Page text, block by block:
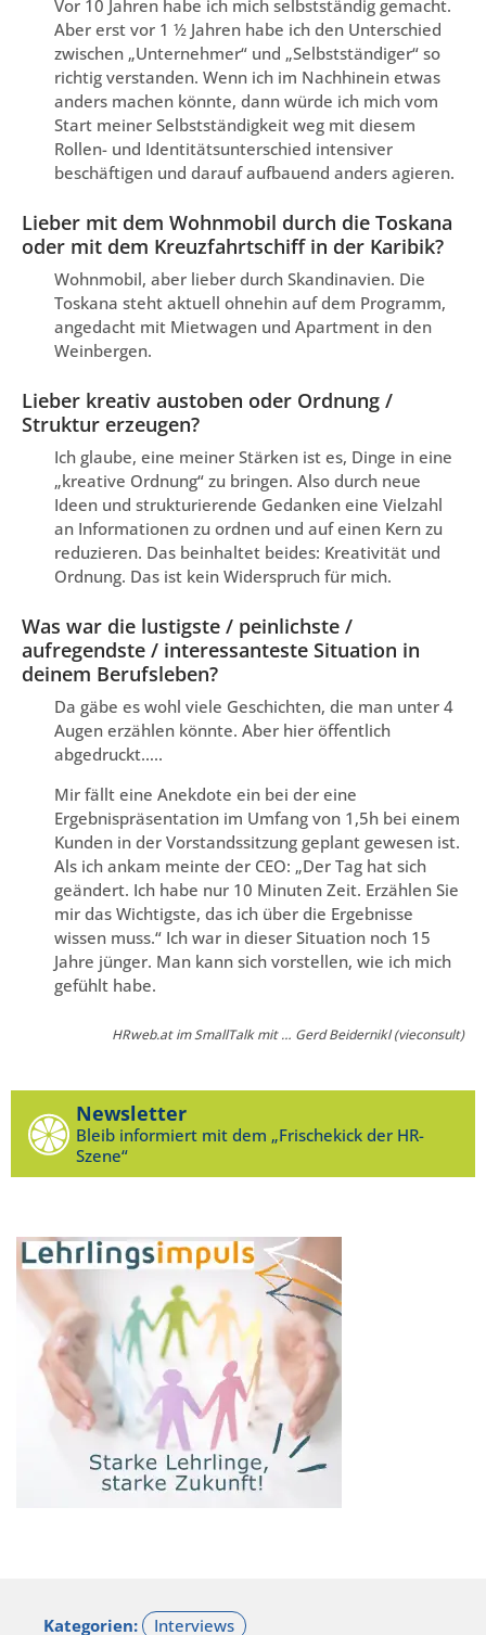
Vor 10 Jahren habe ich mich selbstständig gemacht.
Aber erst vor 1 ½ Jahren habe ich den Unterschied
zwischen „Unternehmer“ und „Selbstständiger“ so
richtig verstanden. Wenn ich im Nachhinein etwas
anders machen könnte, dann würde ich mich vom
Start meiner Selbstständigkeit weg mit diesem
Rollen- und Identitätsunterschied intensiver
beschäftigen und darauf aufbauend anders agieren.
Lieber mit dem Wohnmobil durch die Toskana
oder mit dem Kreuzfahrtschiff in der Karibik?
Wohnmobil, aber lieber durch Skandinavien. Die
Toskana steht aktuell ohnehin auf dem Programm,
angedacht mit Mietwagen und Apartment in den
Weinbergen.
Lieber kreativ austoben oder Ordnung /
Struktur erzeugen?
Ich glaube, eine meiner Stärken ist es, Dinge in eine
„kreative Ordnung“ zu bringen. Also durch neue
Ideen und strukturierende Gedanken eine Vielzahl
an Informationen zu ordnen und auf einen Kern zu
reduzieren. Das beinhaltet beides: Kreativität und
Ordnung. Das ist kein Widerspruch für mich.
Was war die lustigste / peinlichste /
aufregendste / interessanteste Situation in
deinem Berufsleben?
Da gäbe es wohl viele Geschichten, die man unter 4
Augen erzählen könnte. Aber hier öffentlich
abgedruckt…..
Mir fällt eine Anekdote ein bei der eine
Ergebnispräsentation im Umfang von 1,5h bei einem
Kunden in der Vorstandssitzung geplant gewesen ist.
Als ich ankam meinte der CEO: „Der Tag hat sich
geändert. Ich habe nur 10 Minuten Zeit. Erzählen Sie
mir das Wichtigste, das ich über die Ergebnisse
wissen muss.“ Ich war in dieser Situation noch 15
Jahre jünger. Man kann sich vorstellen, wie ich mich
gefühlt habe.
HRweb.at im SmallTalk mit … Gerd Beidernikl (vieconsult)
Newsletter
Bleib informiert mit dem „Frischekick der HR-
Szene“
Kategorien: